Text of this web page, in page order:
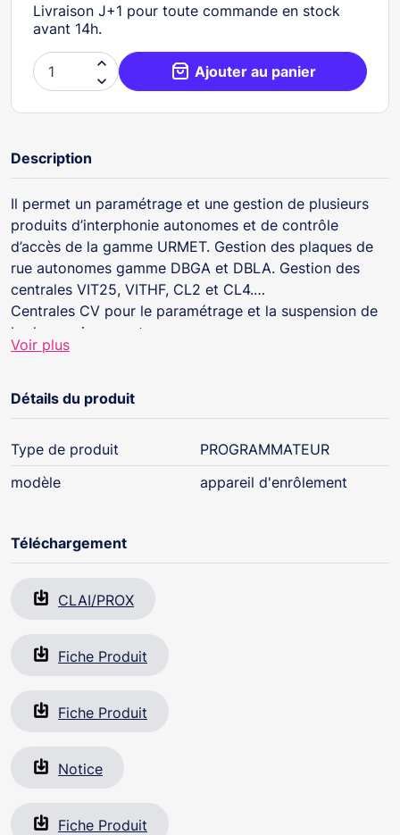
Livraison J+1 pour toute commande en stock
avant 14h.

 Ajouter au panier
Description
Il permet un paramétrage et une gestion de plusieurs
produits d’interphonie autonomes et de contrôle
d’accès de la gamme URMET. Gestion des plaques de
rue autonomes gamme DBGA et DBLA. Gestion des
centrales VIT25, VITHF, CL2 et CL4.
Centrales CV pour le paramétrage et la suspension de
badges uniquement
Voir plus
Détails du produit
Type de produit
PROGRAMMATEUR
modèle
appareil d'enrôlement
Téléchargement
CLAI/PROX
Fiche Produit
Fiche Produit
Notice
Fiche Produit